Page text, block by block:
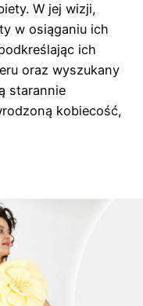
W jej wizji,
w osiąganiu ich
ich
oraz wyszukany
starannie
kobiecość,